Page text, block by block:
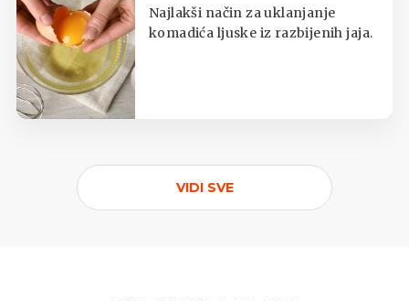
Najlakši način za uklanjanje
komadića ljuske iz razbijenih jaja.
VIDI SVE